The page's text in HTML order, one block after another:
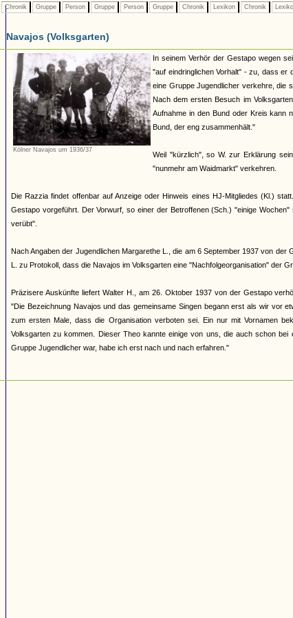
Chronik Gruppe Person Gruppe Person Gruppe Chronik Lexikon Chronik
Navajos (Volksgarten)
Kölner Navajos um 1936/37
In seinem Verhör der Gestapo wegen
"auf eindringlichen Vorhalt" - zu, dass er
eine Gruppe Jugendlicher verkehre, die
Nach dem ersten Besuch im
Aufnahme in den Bund oder Kreis kann
Bund, der eng zusammenhält."
Weil "kürzlich", so W. zur Erklärung
"nunmehr am Waidmarkt" verkehren.
Die Razzia findet offenbar auf Anzeige oder Hinweis eines HJ-Mitgliedes (Kl.)
Gestapo vorgeführt. Der Vorwurf, so einer der Betroffenen (Sch.) "einige
verübt".
Nach Angaben der Jugendlichen Margarethe L., die am 6 September 1937 von
L. zu Protokoll, dass die Navajos im Volksgarten eine "Nachfolgeorganisation" der
Präzisere Auskünfte liefert Walter H., am 26. Oktober 1937 von der Gestapo
"Die Bezeichnung Navajos und das gemeinsame Singen begann erst als wir vor
zum ersten Male, dass die Organisation verboten sei. Ein nur mit Vornamen
Volksgarten zu kommen. Dieser Theo kannte einige von uns, die auch schon
Gruppe Jugendlicher war, habe ich erst nach und nach erfahren."